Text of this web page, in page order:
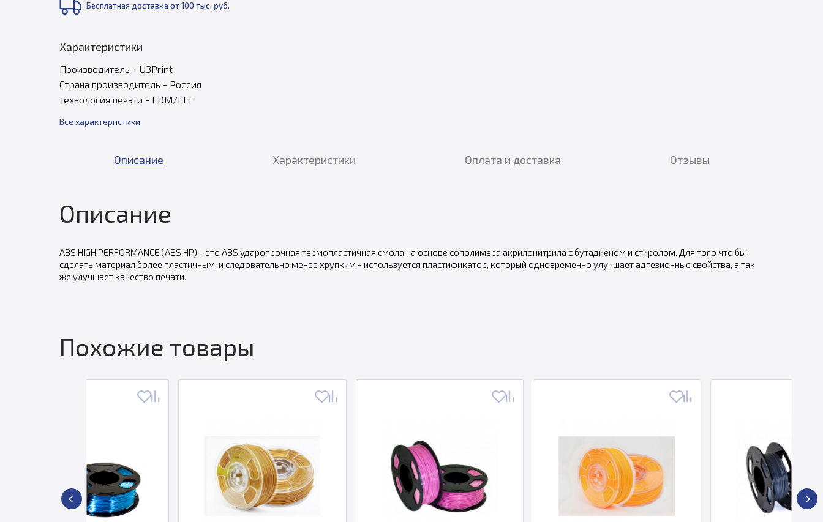
Бесплатная доставка от 100 тыс. руб.
Характеристики
Производитель - U3Print
Страна производитель - Россия
Технология печати - FDM/FFF
Все характеристики
Описание Характеристики Оплата и доставка Отзывы
Описание
ABS HIGH PERFORMANCE (ABS HP) - это ABS ударопрочная термопластичная смола на основе сополимера акрилонитрила с бутадиеном и стиролом. Для того что бы
сделать материал более пластичным, и следовательно менее хрупким - используется пластификатор, который одновременно улучшает адгезионные свойства, а так
же улучшает качество печати.
Похожие товары